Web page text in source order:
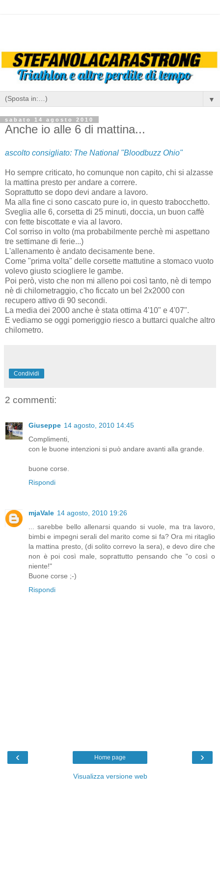
▼
sabato 14 agosto 2010
Anche io alle 6 di mattina...
ascolto consigliato: The National "Bloodbuzz Ohio"
Ho sempre criticato, ho comunque non capito, chi si alzasse
la mattina presto per andare a correre.
Soprattutto se dopo devi andare a lavoro.
Ma alla fine ci sono cascato pure io, in questo trabocchetto.
Sveglia alle 6, corsetta di 25 minuti, doccia, un buon caffè
con fette biscottate e via al lavoro.
Col sorriso in volto (ma probabilmente perchè mi aspettano
tre settimane di ferie...)
L'allenamento è andato decisamente bene.
Come "prima volta" delle corsette mattutine a stomaco vuoto
volevo giusto sciogliere le gambe.
Poi però, visto che non mi alleno poi così tanto, nè di tempo
nè di chilometraggio, c'ho ficcato un bel 2x2000 con
recupero attivo di 90 secondi.
La media dei 2000 anche è stata ottima 4'10" e 4'07".
E vediamo se oggi pomeriggio riesco a buttarci qualche altro
chilometro.
Condividi
2 commenti:
Giuseppe 14 agosto, 2010 14:45
Complimenti,
con le buone intenzioni si può andare avanti alla grande.
buone corse.
Rispondi
mjaVale 14 agosto, 2010 19:26
... sarebbe bello allenarsi quando si vuole, ma tra lavoro,
bimbi e impegni serali del marito come si fa? Ora mi ritaglio
la mattina presto, (di solito correvo la sera), e devo dire che
non è poi così male, soprattutto pensando che "o così o
niente!"
Buone corse ;-)
Rispondi
‹ ›
Home page
Visualizza versione web